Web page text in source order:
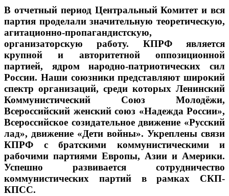
В отчетный период Центральный Комитет и вся
партия проделали значительную теоретическую,
агитационно-пропагандистскую,
организаторскую работу. КПРФ является
крупной и авторитетной оппозиционной
партией, ядром народно-патриотических сил
России. Наши союзники представляют широкий
спектр организаций, среди которых Ленинский
Коммунистический Союз Молодёжи,
Всероссийский женский союз «Надежда России»,
Всероссийское созидательное движение «Русский
лад», движение «Дети войны». Укреплены связи
КПРФ с братскими коммунистическими и
рабочими партиями Европы, Азии и Америки.
Успешно развивается сотрудничество
коммунистических партий в рамках СКП-
КПСС.